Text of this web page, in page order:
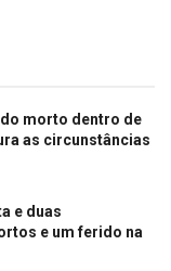
morto dentro de
as circunstâncias
e duas
e um ferido na